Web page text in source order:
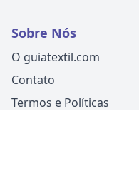
Sobre Nós
O guiatextil.com
Contato
Termos e Políticas